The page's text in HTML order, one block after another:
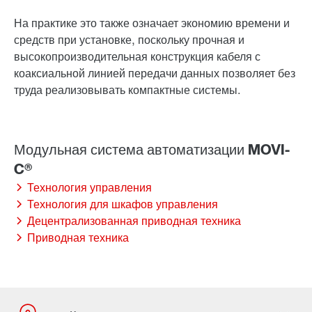
На практике это также означает экономию времени и
средств при установке, поскольку прочная и
высокопроизводительная конструкция кабеля с
коаксиальной линией передачи данных позволяет без
труда реализовывать компактные системы.
Технология управления
Технология для шкафов управления
Децентрализованная приводная техника
Приводная техника